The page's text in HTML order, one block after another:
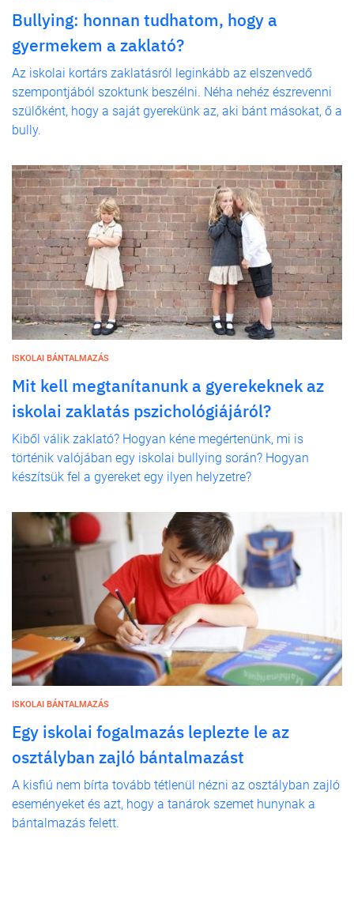
Bullying: honnan tudhatom, hogy a
gyermekem a zaklató?
Az iskolai kortárs zaklatásról leginkább az elszenvedő
szempontjából szoktunk beszélni. Néha nehéz észrevenni
szülőként, hogy a saját gyerekünk az, aki bánt másokat, ő a
bully.
ISKOLAI BÁNTALMAZÁS
Mit kell megtanítanunk a gyerekeknek az
iskolai zaklatás pszichológiájáról?
Kiből válik zaklató? Hogyan kéne megértenünk, mi is
történik valójában egy iskolai bullying során? Hogyan
készítsük fel a gyereket egy ilyen helyzetre?
ISKOLAI BÁNTALMAZÁS
Egy iskolai fogalmazás leplezte le az
osztályban zajló bántalmazást
A kisfiú nem bírta tovább tétlenül nézni az osztályban zajló
eseményeket és azt, hogy a tanárok szemet hunynak a
bántalmazás felett.